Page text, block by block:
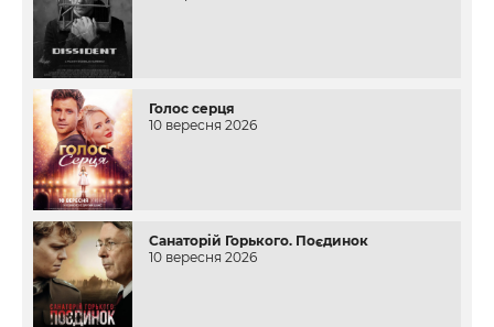
Голос серця
10 вересня 2026
Санаторій Горького. Поєдинок
10 вересня 2026